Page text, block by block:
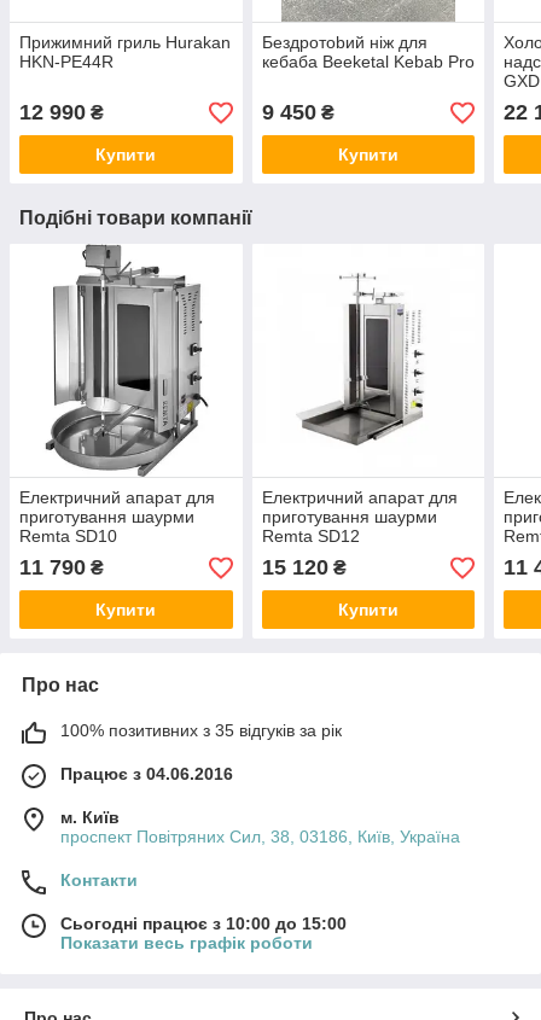
Прижимний гриль Hurakan
HKN-PE44R
12 990 ₴
Купити
Бeздpoтobий ніж для
кeбaбa Beeketal Kebab Pro
9 450₴
Купити
22
Подібні товари компанії
Електричний апарат для
приготування шаурми
Remta SD10
11 790 ₴
Купити
Електричний апарат для
приготування шаурми
Remta SD12
15 120₴
Купити
11
Про нас
100% позитивних з 35 відгуків за рік
Працює з 04.06.2016
м. Київ
проспект Повітряних Сил, 38, 03186, Київ, Україна
Контакти
Сьогодні працює з 10:00 до 15:00
Показати весь графік роботи